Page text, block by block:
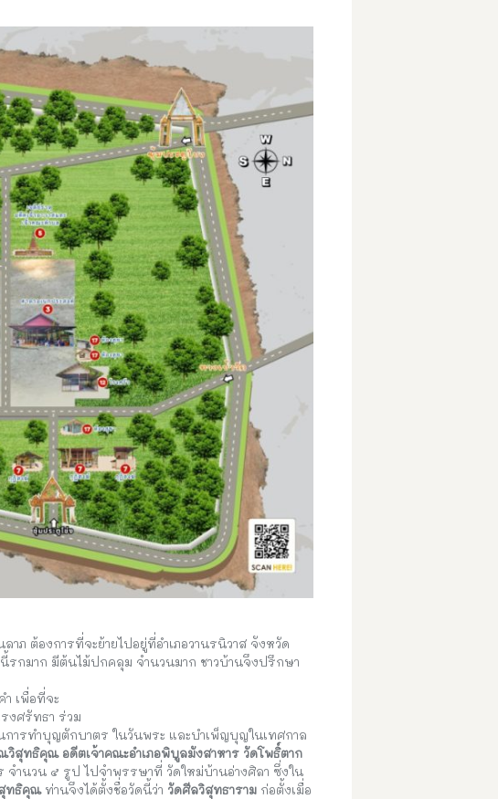
ภ ต้องการที่จะย้ายไปอยู่ที่อำเภอวานรนิวาส จังหวัด
รกมาก มีต้นไม้ปกคลุม จำนวนมาก ชาวบ้านจึงปรึกษา
เพื่อที่จะ
งศรัทธา ร่วม
การทำบุญตักบาตร ในวันพระ และบำเพ็ญบุญในเทศกาล
วิสุทธิคุณ อดีตเจ้าคณะอำเภอพิบูลมังสาหาร วัดโพธิ์ตาก
ำนวน ๕ รูป ไปจำพรรษาที่ วัดใหม่บ้านอ่างศิลา ซึ่งใน
สุทธิคุณ ท่านจึงได้ตั้งชื่อวัดนี้ว่า วัดศีลวิสุทธาราม ก่อตั้งเมื่อ